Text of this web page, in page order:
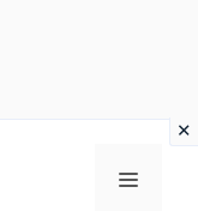
Menu